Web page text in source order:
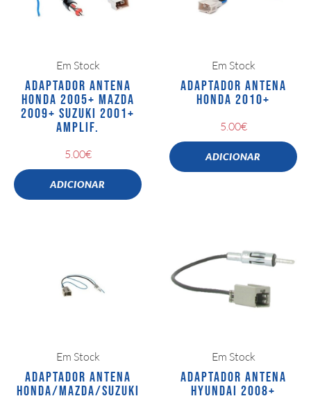
Em Stock
ADAPTADOR ANTENA
HONDA 2005+ MAZDA
2009+ SUZUKI 2001+
AMPLIF.
5.00€
ADICIONAR
Em Stock
ADAPTADOR ANTENA
HONDA 2010+
5.00€
ADICIONAR
Em Stock
ADAPTADOR ANTENA
HONDA/MAZDA/SUZUKI
Em Stock
ADAPTADOR ANTENA
HYUNDAI 2008+